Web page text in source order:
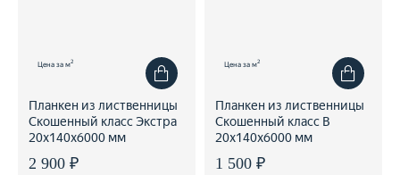
Цена за м2
Планкен из лиственницы
Скошенный класс Экстра
20x140x6000 мм
2 900 ₽
Цена за м2
Планкен из лиственницы
Скошенный класс В
20x140x6000 мм
1 500 ₽